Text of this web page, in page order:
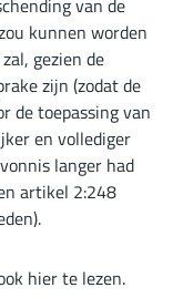
van de
kunnen worden
gezien de
zijn (zodat de
de toepassing van
en vollediger
langer had
artikel 2:248
hierte lezen.